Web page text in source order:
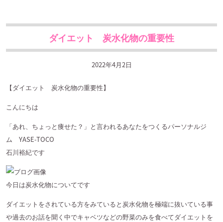
ダイエット 炭水化物の重要性
2022年4月2日
【ダイエット 炭水化物の重要性】
こんにちは
「あれ、ちょっと痩せた？」と言われるあなたをつくるパーソナルジ
ム YASE-TOCO
石川裕紀です
今日は炭水化物についてです
ダイエットをされている方をみていると炭水化物を極端に抜いている事
や過去のお話を聞く中でキャベツなどの野菜のみを食べてダイエットを